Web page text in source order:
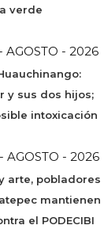
verde
AGOSTO - 2026
y sus dos hijos;
intoxicación
AGOSTO - 2026
arte, pobladores
mantienen
el PODECIBI